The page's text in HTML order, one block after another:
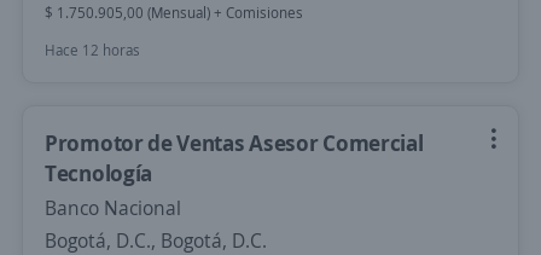
$ 1.750.905,00 (Mensual) + Comisiones
Hace 12 horas
Promotor de Ventas Asesor Comercial
Tecnología
Banco Nacional
Bogotá, D.C., Bogotá, D.C.